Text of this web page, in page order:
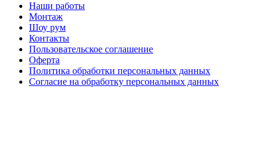
Наши работы
Монтаж
Шоу рум
Контакты
Пользовательское соглашение
Оферта
Политика обработки персональных данных
Согласие на обработку персональных данных